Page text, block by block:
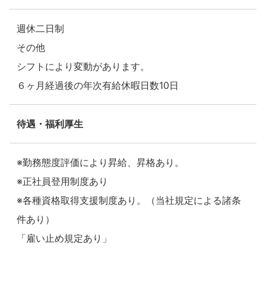
週休二日制
その他
シフトにより変動があります。
６ヶ月経過後の年次有給休暇日数10日
待遇・福利厚生
※勤務態度評価により昇給、昇格あり。
※正社員登用制度あり
※各種資格取得支援制度あり。（当社規定による諸条
件あり）
「雇い止め規定あり」